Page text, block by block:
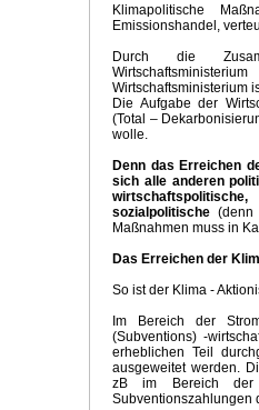
Klimapolitische
Emissionshandel,
Durch die
Wirtschaftsministerium
Die Aufgabe der
(Total –
wolle.
Denn das Erreichen
sich alle anderen
sozialpolitische
Maßnahmen muss in
Das Erreichen der
So ist der Klima -
Im Bereich der
(Subventions) -
erheblichen Teil
ausgeweitet werden.
zB im Bereich der
Subventionszahlungen